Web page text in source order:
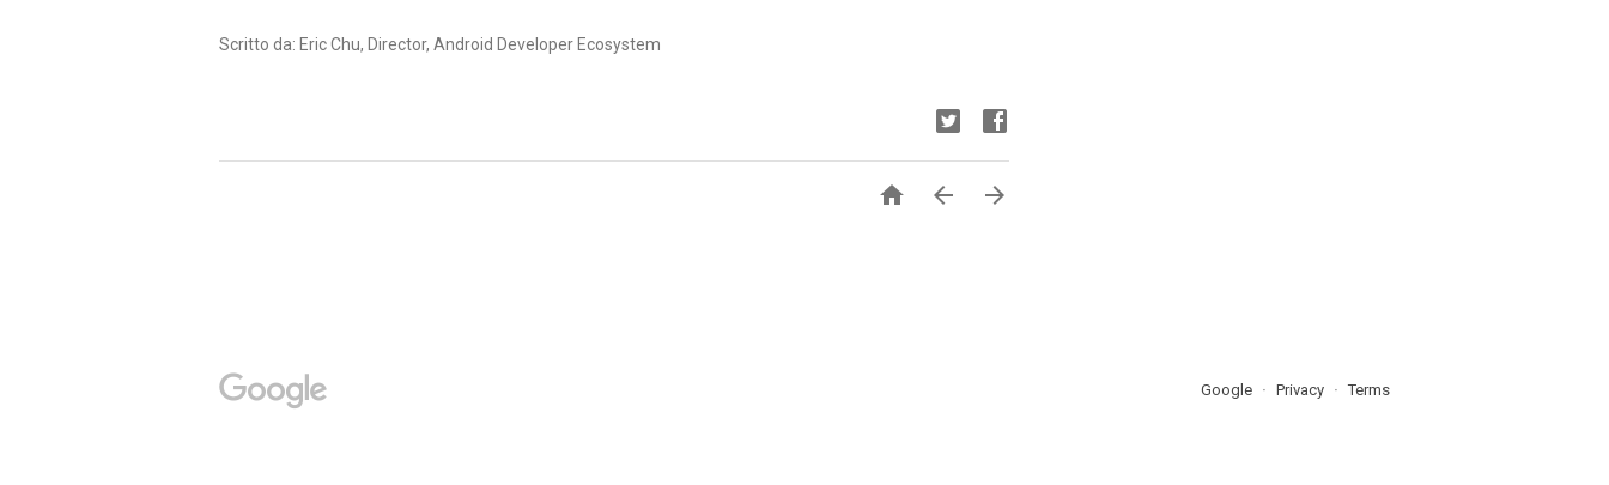
Scritto da: Eric Chu, Director, Android Developer Ecosystem
  
Google Privacy Terms